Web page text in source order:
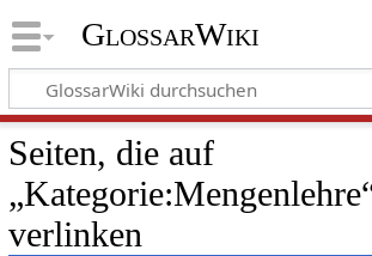
GlossarWiki
Seiten, die auf
verlinken